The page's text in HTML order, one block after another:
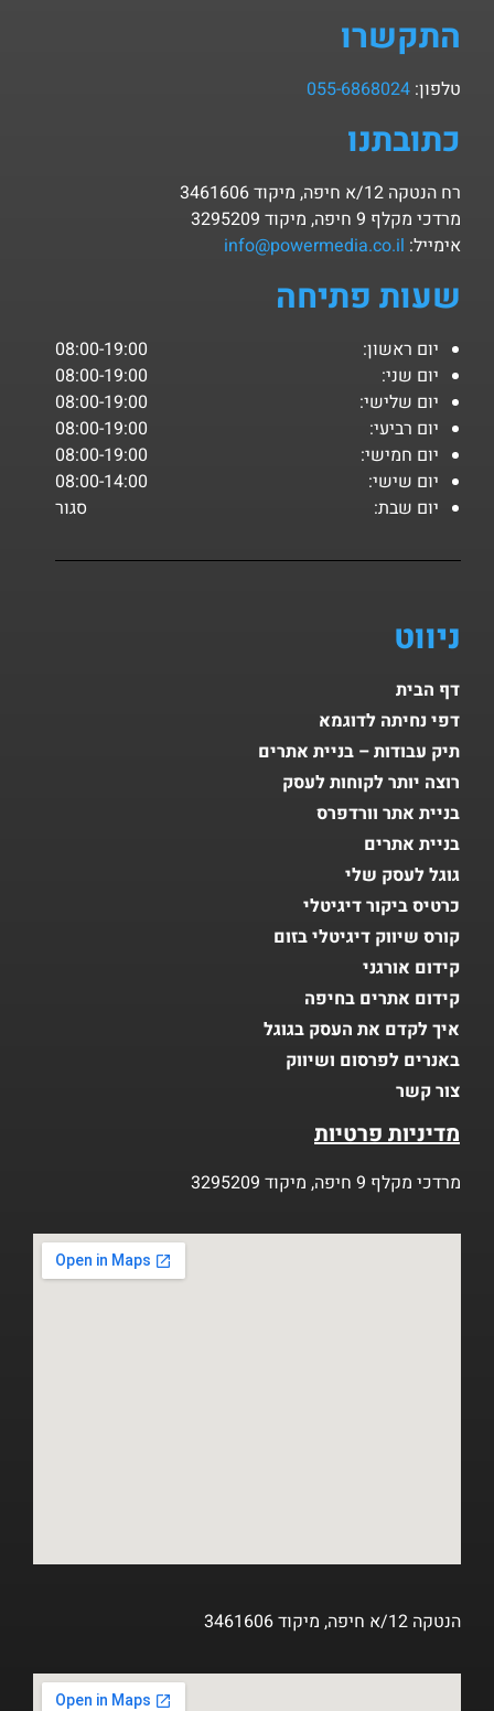
התקשרו
טלפון: 055-6868024
כתובתנו
רח הנטקה 12/א חיפה, מיקוד 3461606
מרדכי מקלף 9 חיפה, מיקוד 3295209
אימייל: info@powermedia.co.il
שעות פתיחה
יום ראשון:
08:00-19:00
יום שני:
08:00-19:00
יום שלישי:
08:00-19:00
יום רביעי:
08:00-19:00
יום חמישי:
08:00-19:00
יום שישי:
08:00-14:00
יום שבת:
סגור
ניווט
דף הבית
דפי נחיתה לדוגמא
תיק עבודות – בניית אתרים
רוצה יותר לקוחות לעסק
בניית אתר וורדפרס
בניית אתרים
גוגל לעסק שלי
כרטיס ביקור דיגיטלי
קורס שיווק דיגיטלי בזום
קידום אורגני
קידום אתרים בחיפה
איך לקדם את העסק בגוגל
באנרים לפרסום ושיווק
צור קשר
מדיניות פרטיות
מרדכי מקלף 9 חיפה, מיקוד 3295209
הנטקה 12/א חיפה, מיקוד 3461606